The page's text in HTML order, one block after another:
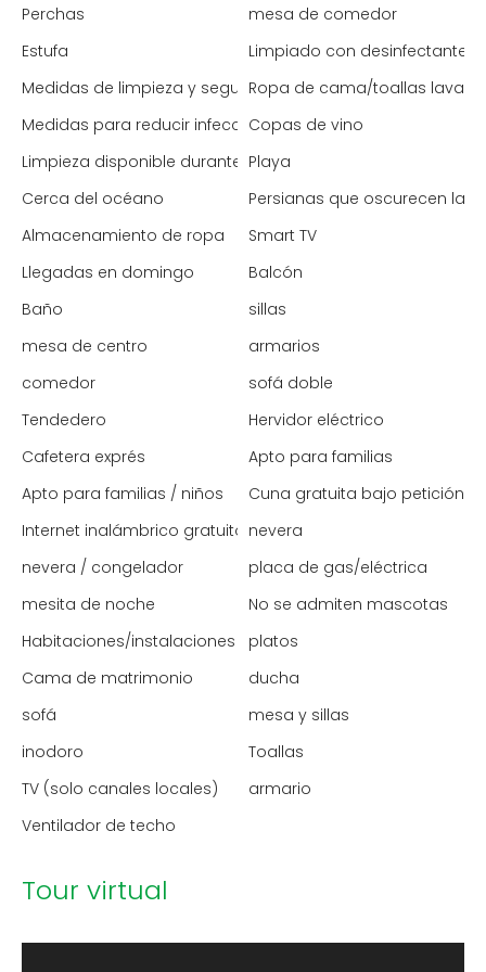
Perchas
mesa de comedor
Estufa
Limpiado con desinfectante
Medidas de limpieza y seguridad mejoradas
Ropa de cama/toallas
Medidas para reducir infecciones (España)
Copas de vino
Limpieza disponible durante la estancia
Playa
Cerca del océano
Persianas que oscurecen la
Almacenamiento de ropa
Smart TV
Llegadas en domingo
Balcón
Baño
sillas
mesa de centro
armarios
comedor
sofá doble
Tendedero
Hervidor eléctrico
Cafetera exprés
Apto para familias
Apto para familias / niños
Cuna gratuita bajo petición
Internet inalámbrico gratuito nevera
nevera / congelador
placa de gas/eléctrica
mesita de noche
No se admiten mascotas
Habitaciones/instalaciones para no fumadores
platos
Cama de matrimonio
ducha
sofá
mesa y sillas
inodoro
Toallas
TV (solo canales locales)
armario
Ventilador de techo
Tour virtual